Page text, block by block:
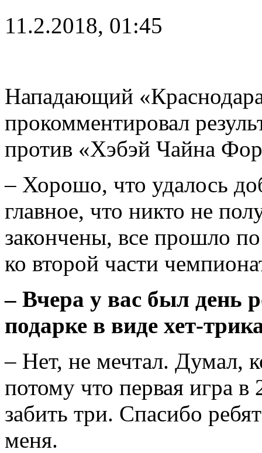
11.2.2018, 01:45
Нападающий
прокомментировал
против «Хэбэй Чайна
– Хорошо, что удалось
главное, что никто не
закончены, все прошло
ко второй части
– Вчера у вас был день
подарке в виде хет-
– Нет, не мечтал. Думал,
потому что первая игра
забить три. Спасибо
меня.